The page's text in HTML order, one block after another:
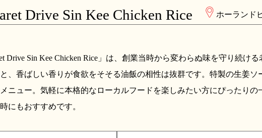
Drive Sin Kee Chicken Rice ホーランド
Drive Sin Kee Chicken Rice」は、創業当時から変わらぬ味を守り続
、香ばしい香りが食欲をそそる油飯の相性は抜群です。特製の生姜
ニュー。気軽に本格的なローカルフードを楽しみたい方にぴったり
にもおすすめです。